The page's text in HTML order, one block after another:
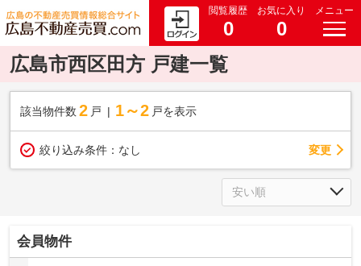
閲覧履歴
0
お気に入り
0
メニュー
広島市西区田方 戸建一覧
該当物件数 2 戸 1～2 戸を表示
絞り込み条件： なし 変更
会員物件